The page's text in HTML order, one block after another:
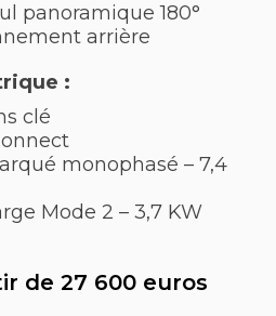
panoramique 180°
arrière
:
clé
monophasé – 7,4
Mode 2 – 3,7 KW
de 27 600 euros